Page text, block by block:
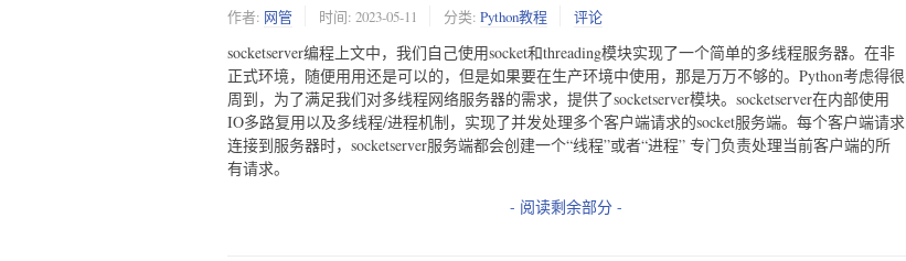
作者: 网管 时间: 2023-05-11 分类: Python教程 评论
socketserver编程上文中，我们自己使用socket和threading模块实现了一个简单的多线程服务器。在非
正式环境，随便用用还是可以的，但是如果要在生产环境中使用，那是万万不够的。Python考虑得很
周到，为了满足我们对多线程网络服务器的需求，提供了socketserver模块。socketserver在内部使用
IO多路复用以及多线程/进程机制，实现了并发处理多个客户端请求的socket服务端。每个客户端请求
连接到服务器时，socketserver服务端都会创建一个“线程”或者“进程” 专门负责处理当前客户端的所
有请求。
- 阅读剩余部分 -